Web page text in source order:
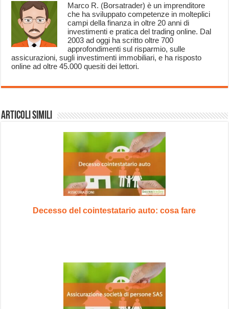
Marco R. (Borsatrader) è un imprenditore
che ha sviluppato competenze in molteplici
campi della finanza in oltre 20 anni di
investimenti e pratica del trading online. Dal
2003 ad oggi ha scritto oltre 700
approfondimenti sul risparmio, sulle
assicurazioni, sugli investimenti immobiliari, e ha risposto
online ad oltre 45.000 quesiti dei lettori.
Articoli Simili
Decesso del cointestatario auto: cosa fare